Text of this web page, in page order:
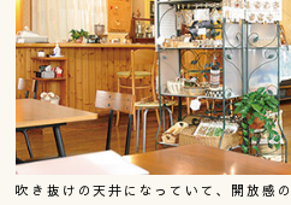
吹き抜けの天井になっていて、開放感